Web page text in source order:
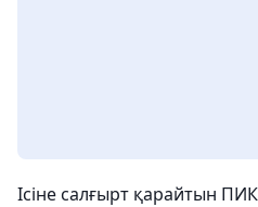
Ісіне салғырт қарайтын